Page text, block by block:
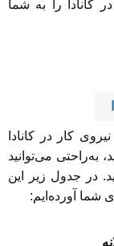
کانادا را به شما
کار در کانادا
به‌راحتی می‌توانید
در جدول زیر این
شما آورده‌ایم: